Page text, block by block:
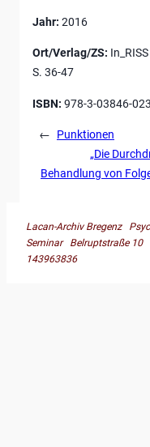
Jahr: 2016
Ort/Verlag/ZS:
S. 36-47
ISBN: 978-3-03846-
←
Punktionen
„Die
Behandlung von
Lacan-Archiv Bregenz
Seminar Belruptstraße 10
143963836